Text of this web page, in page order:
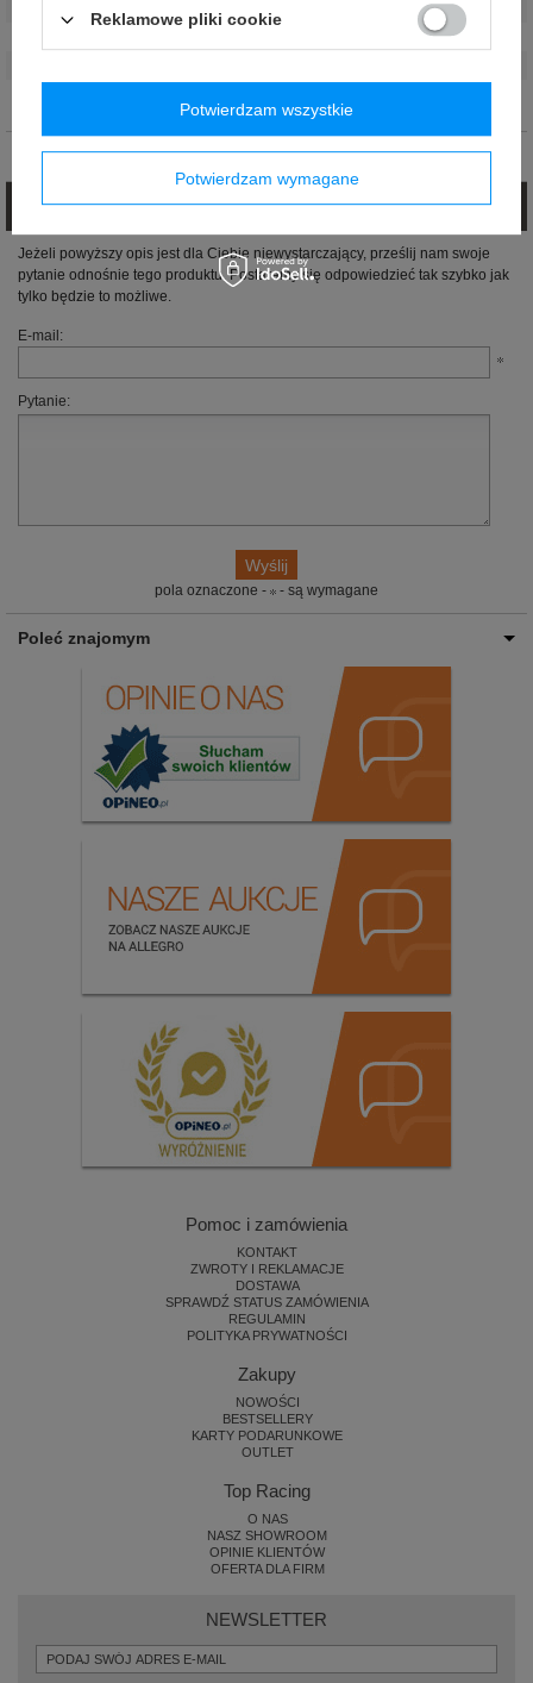
Opinie (0)
Zadaj pytanie
Jeżeli powyższy opis jest dla Ciebie niewystarczający, prześlij nam swoje
pytanie odnośnie tego produktu. Postaramy się odpowiedzieć tak szybko jak
tylko będzie to możliwe.
E-mail:
Pytanie:
pola oznaczone - - są wymagane
Poleć znajomym
Pomoc i zamówienia
KONTAKT
ZWROTY I REKLAMACJE
DOSTAWA
SPRAWDŹ STATUS ZAMÓWIENIA
REGULAMIN
POLITYKA PRYWATNOŚCI
Zakupy
NOWOŚCI
BESTSELLERY
KARTY PODARUNKOWE
OUTLET
Top Racing
O NAS
NASZ SHOWROOM
OPINIE KLIENTÓW
OFERTA DLA FIRM
NEWSLETTER
Reklamowe pliki cookie
Potwierdzam wymagane
Potwierdzam wszystkie